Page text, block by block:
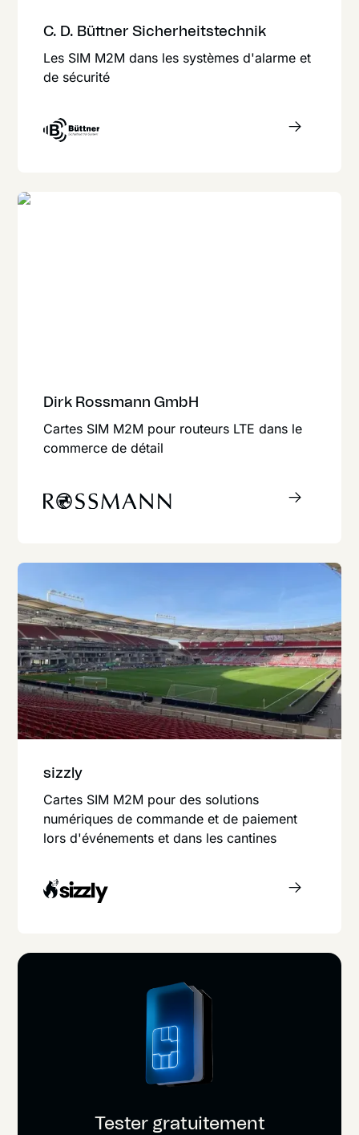
C. D. Büttner Sicherheitstechnik
Les SIM M2M dans les systèmes d'alarme et
de sécurité
Dirk Rossmann GmbH
Cartes SIM M2M pour routeurs LTE dans le
commerce de détail
sizzly
Cartes SIM M2M pour des solutions
numériques de commande et de paiement
lors d'événements et dans les cantines
Tester gratuitement